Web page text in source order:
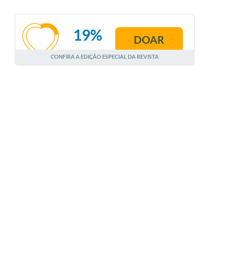
AGOSTO
19% DOAR
CONFIRA A EDIÇÃO ESPECIAL DA REVISTA